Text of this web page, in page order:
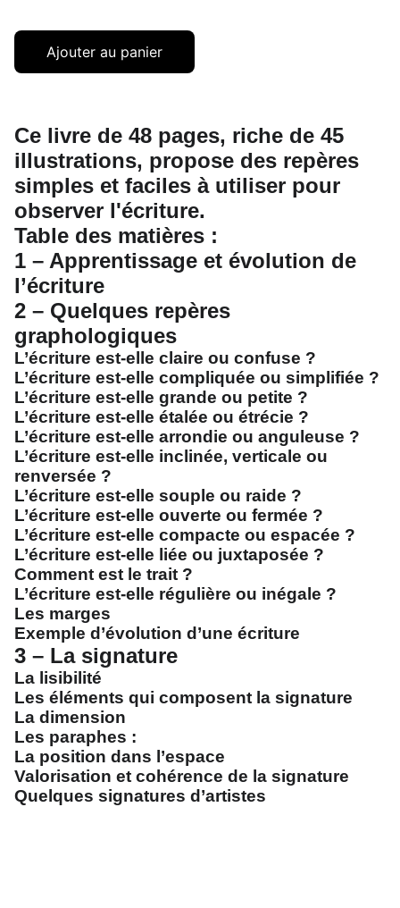
Ajouter au panier
Ce livre de 48 pages, riche de 45
illustrations, propose des repères
simples et faciles à utiliser pour
observer l'écriture.
Table des matières :
1 – Apprentissage et évolution de
l’écriture
2 – Quelques repères
graphologiques
L’écriture est-elle claire ou confuse ?
L’écriture est-elle compliquée ou simplifiée ?
L’écriture est-elle grande ou petite ?
L’écriture est-elle étalée ou étrécie ?
L’écriture est-elle arrondie ou anguleuse ?
L’écriture est-elle inclinée, verticale ou
renversée ?
L’écriture est-elle souple ou raide ?
L’écriture est-elle ouverte ou fermée ?
L’écriture est-elle compacte ou espacée ?
L’écriture est-elle liée ou juxtaposée ?
Comment est le trait ?
L’écriture est-elle régulière ou inégale ?
Les marges
Exemple d’évolution d’une écriture
3 – La signature
La lisibilité
Les éléments qui composent la signature
La dimension
Les paraphes :
La position dans l’espace
Valorisation et cohérence de la signature
Quelques signatures d’artistes